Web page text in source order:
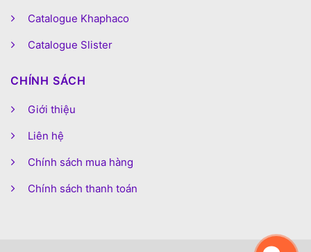
Catalogue Khaphaco
Catalogue Slister
CHÍNH SÁCH
Giới thiệu
Liên hệ
Chính sách mua hàng
Chính sách thanh toán